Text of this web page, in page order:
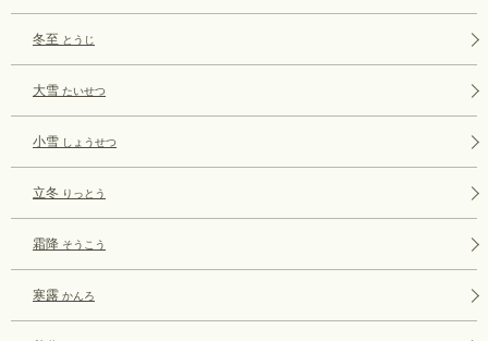
冬至 とうじ
大雪 たいせつ
小雪 しょうせつ
立冬 りっとう
霜降 そうこう
寒露 かんろ